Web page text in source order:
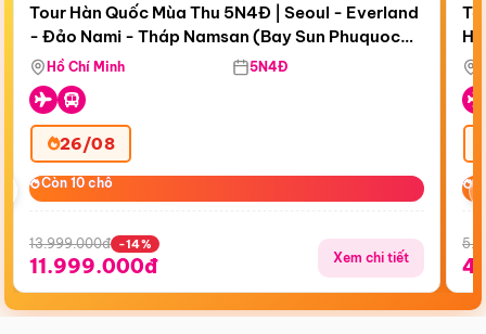
Còn18 ngày 06:11:02
Bay Sun Phuquoc Airways
Tour Hàn Quốc Mùa Thu 5N4Đ | Seoul - Everland
- Đảo Nami - Tháp Namsan (Bay Sun Phuquoc
Airways)
Hồ Chí Minh 5N4Đ
26/08
Còn 10 chỗ
Còn 10 chỗ
13.999.000đ -14%
11.999.000đ Xem chi tiết